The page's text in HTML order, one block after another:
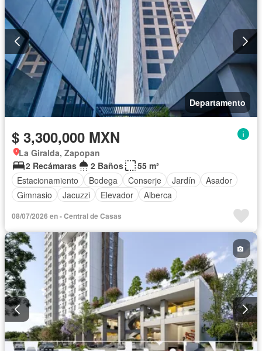
Departamento
$ 3,300,000 MXN
La Giralda, Zapopan
2 Recámaras
2 Baños
55 m²
Estacionamiento
Bodega Conserje Jardín
Asador
Gimnasio
Jacuzzi Elevador Alberca
08/07/2026 en - Central de Casas